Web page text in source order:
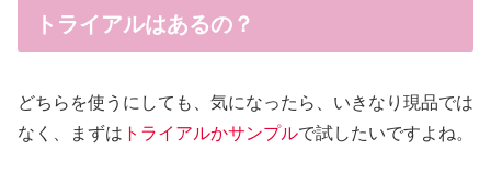
トライアルはあるの？
どちらを使うにしても、気になったら、いきなり現品では
なく、まずは トライアルかサンプルで試したいですよね。